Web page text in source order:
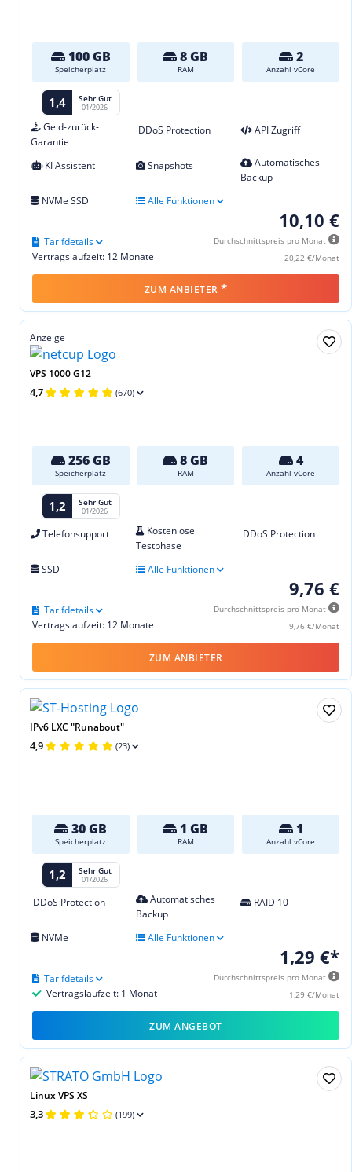
100 GB
Speicherplatz
8 GB
RAM
2
Anzahl vCore
1,4 Sehr Gut
01/2026
Geld-zurück-
Garantie
DDoS Protection API Zugriff
KI Assistent Snapshots
Automatisches
Backup
NVMe SSD
Alle Funktionen
10,10 €
Durchschnittspreis pro Monat
20,22 €/Monat
Vertragslaufzeit: 12 Monate
Tarifdetails
ZUM ANBIETER *
Anzeige
VPS 1000 G12
4,7 (670)
256 GB
Speicherplatz
8 GB
RAM
4
Anzahl vCore
1,2 Sehr Gut
01/2026
Telefonsupport
Kostenlose
Testphase
DDoS Protection
SSD Alle Funktionen
9,76 €
Durchschnittspreis pro Monat
9,76 €/Monat
Vertragslaufzeit: 12 Monate
Tarifdetails
ZUM ANBIETER
IPv6 LXC "Runabout"
4,9 (23)
30 GB
Speicherplatz
1 GB
RAM
1
Anzahl vCore
1,2 Sehr Gut
01/2026
DDoS Protection
Automatisches
Backup
RAID 10
NVMe Alle Funktionen
1,29 €*
Durchschnittspreis pro Monat
1,29 €/Monat
Vertragslaufzeit: 1 Monat
Tarifdetails
ZUM ANGEBOT
Linux VPS XS
3,3 (199)